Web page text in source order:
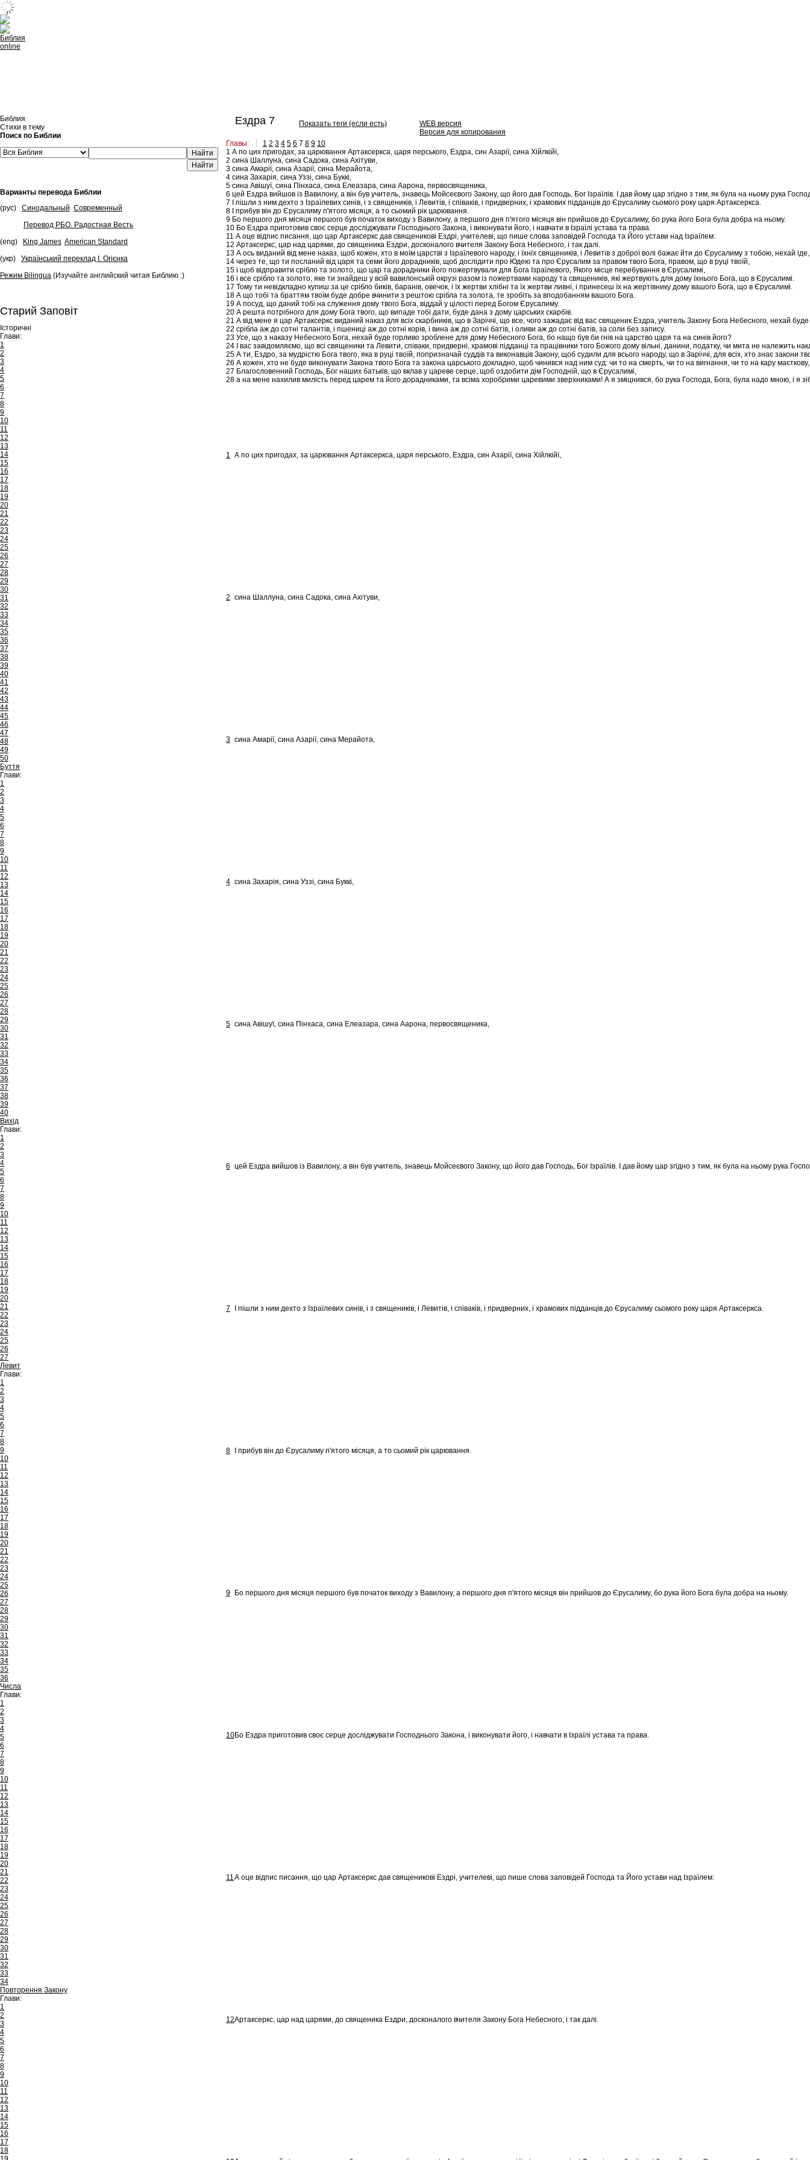
Библия
Стихи в тему
Поиск по Библии
Найти
Варианты перевода Библии
(рус)
Синодальный Современный
Перевод РБО. Радостная Весть
(eng)
King James American Standard
(укр)
Український переклад І. Огієнка
Режим Bilingua (Изучайте английский читая Библию :)
Старий Заповіт
Історичні
Глави:
1
2
3
4
5
6
7
8
9
10
11
12
13
14
15
16
17
18
19
20
21
22
23
24
25
26
27
28
29
30
31
32
33
34
35
36
37
38
39
40
41
42
43
44
45
46
47
48
49
50
Буття
Глави:
1
2
3
4
5
6
7
8
9
10
11
12
13
14
15
16
17
18
19
20
21
22
23
24
25
26
27
28
29
30
31
32
33
34
35
36
37
38
39
40
Вихід
Глави:
1
2
3
4
5
6
7
8
9
10
11
12
13
14
15
16
17
18
19
20
21
22
23
24
25
26
27
Левит
Глави:
1
2
3
4
5
6
7
8
9
10
11
12
13
14
15
16
17
18
19
20
21
22
23
24
25
26
27
28
29
30
31
32
33
34
35
36
Числа
Глави:
1
2
3
4
5
6
7
8
9
10
11
12
13
14
15
16
17
18
19
20
21
22
23
24
25
26
27
28
29
30
31
32
33
34
Повторення Закону
Глави:
1
2
3
4
5
6
7
8
9
10
11
12
13
14
15
16
17
18
Ездра 7 Показать теги (если есть)
WEB версия
Версия для копирования
Главы:
1 2 3 4 5 6 7 8 9 10
1 А по цих пригодах, за царювання Артаксеркса, царя перського, Ездра, син Азарії, сина Хійлкійї,
2 сина Шаллуна, сина Садока, сина Ахітуви,
3 сина Амарії, сина Азарії, сина Мерайота,
4 сина Захарія, сина Уззі, сина Буккі,
5 сина Авішуї, сина Пінхаса, сина Елеазара, сина Аарона, первосвященика,
6 цей Ездра вийшов із Вавилону, а він був учитель, знавець Мойсеєвого Закону, що його дав Господь, Бог Ізраїлів. І дав йому цар згідно з тим, як була на ньому рука
7 І пішли з ним дехто з Ізраїлевих синів, і з священиків, і Левитів, і співаків, і придверних, і храмових підданців до Єрусалиму сьомого року царя Артаксеркса.
8 І прибув він до Єрусалиму п'ятого місяця, а то сьомий рік царювання.
9 Бо першого дня місяця першого був початок виходу з Вавилону, а першого дня п'ятого місяця він прийшов до Єрусалиму, бо рука його Бога була добра на ньому.
10 Бо Ездра приготовив своє серце досліджувати Господнього Закона, і виконувати його, і навчати в Ізраїлі устава та права.
11 А оце відпис писання, що цар Артаксеркс дав священикові Ездрі, учителеві, що пише слова заповідей Господа та Його устави над Ізраїлем:
12 Артаксеркс, цар над царями, до священика Ездри, досконалого вчителя Закону Бога Небесного, і так далі.
13 А ось виданий від мене наказ, щоб кожен, хто в моїм царстві з Ізраїлевого народу, і їхніх священиків, і Левитів з доброї волі бажає йти до Єрусалиму з тобою, нехай іде,
14 через те, що ти посланий від царя та семи його дорадників, щоб дослідити про Юдею та про Єрусалим за правом твого Бога, правом, що в руці твоїй,
15 і щоб відправити срібло та золото, що цар та дорадники його пожертвували для Бога Ізраїлевого, Якого місце перебування в Єрусалимі,
16 і все срібло та золото, яке ти знайдеш у всій вавилонській окрузі разом із пожертвами народу та священиків, які жертвують для дому їхнього Бога, що в Єрусалимі.
17 Тому ти невідкладно купиш за це срібло биків, баранів, овечок, і їх жертви хлібні та їх жертви ливні, і принесеш їх на жертівнику дому вашого Бога, що в Єрусалимі.
18 А що тобі та браттям твоїм буде добре вчинити з рештою срібла та золота, те зробіть за вподобанням вашого Бога.
19 А посуд, що даний тобі на служення дому твого Бога, віддай у цілості перед Богом Єрусалиму.
20 А решта потрібного для дому Бога твого, що випаде тобі дати, буде дана з дому царських скарбів.
21 А від мене я цар Артаксеркс виданий наказ для всіх скарбників, що в Заріччі, що все, чого зажадає від вас священик Ездра, учитель Закону Бога Небесного, нехай
22 срібла аж до сотні талантів, і пшениці аж до сотні корів, і вина аж до сотні батів, і оливи аж до сотні батів, за соли без запису.
23 Усе, що з наказу Небесного Бога, нехай буде горливо зроблене для дому Небесного Бога, бо нащо був би гнів на царство царя та на синів його?
24 І вас завідомляємо, що всі священики та Левити, співаки, придверні, храмові підданці та працівники того Божого дому вільні, данини, податку, чи мита не належить
25 А ти, Ездро, за мудрістю Бога твого, яка в руці твоїй, попризначай суддів та виконавців Закону, щоб судили для всього народу, що в Заріччі, для всіх, хто знає закони
26 А кожен, хто не буде виконувати Закона твого Бога та закона царського докладно, щоб чинився над ним суд: чи то на смерть, чи то на вигнання, чи то на кару
27 Благословенний Господь, Бог наших батьків, що вклав у цареве серце, щоб оздобити дім Господній, що в Єрусалимі,
28 а на мене нахилив милість перед царем та його дорадниками, та всіма хоробрими царевими зверхниками! А я зміцнився, бо рука Господа, Бога, була надо мною, і я
1 А по цих пригодах, за царювання Артаксеркса, царя перського, Ездра, син Азарії, сина Хійлкійї,
2 сина Шаллуна, сина Садока, сина Ахітуви,
3 сина Амарії, сина Азарії, сина Мерайота,
4 сина Захарія, сина Уззі, сина Буккі,
5 сина Авішуї, сина Пінхаса, сина Елеазара, сина Аарона, первосвященика,
6 цей Ездра вийшов із Вавилону, а він був учитель, знавець Мойсеєвого Закону, що його дав Господь, Бог Ізраїлів. І дав йому цар згідно з тим, як була на ньому рука
7 І пішли з ним дехто з Ізраїлевих синів, і з священиків, і Левитів, і співаків, і придверних, і храмових підданців до Єрусалиму сьомого року царя Артаксеркса.
8 І прибув він до Єрусалиму п'ятого місяця, а то сьомий рік царювання.
9 Бо першого дня місяця першого був початок виходу з Вавилону, а першого дня п'ятого місяця він прийшов до Єрусалиму, бо рука його Бога була добра на ньому.
10Бо Ездра приготовив своє серце досліджувати Господнього Закона, і виконувати його, і навчати в Ізраїлі устава та права.
11А оце відпис писання, що цар Артаксеркс дав священикові Ездрі, учителеві, що пише слова заповідей Господа та Його устави над Ізраїлем:
12Артаксеркс, цар над царями, до священика Ездри, досконалого вчителя Закону Бога Небесного, і так далі.